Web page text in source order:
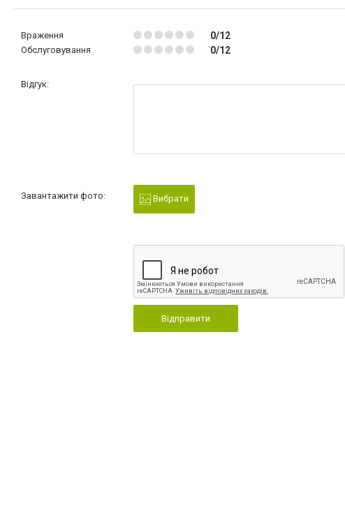
Враження 0/12
Обслуговування 0/12
Відгук:
Завантажити фото: Вибрати
Відправити